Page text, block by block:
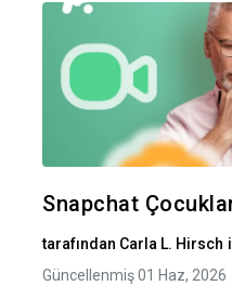
Snapchat
tarafından Carla L. Hirsch
Güncellenmiş 01 Haz, 2026